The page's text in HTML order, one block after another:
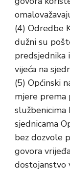
(4) Odredbe
dužni su
predsjednika
vijeća na
(5) Općinski
mjere prema
službenicima
sjednicama
bez dozvole
govora
dostojanstvo